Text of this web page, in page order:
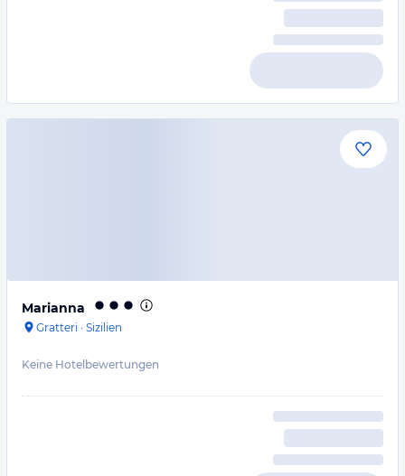
Marianna
Gratteri · Sizilien
Keine Hotelbewertungen